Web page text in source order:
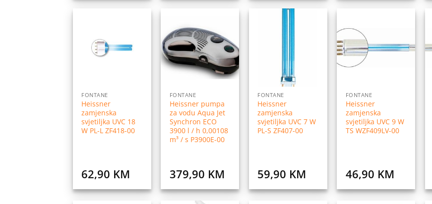
listu
FONTANE
Heissner
zamjenska
svjetiljka UVC 18
W PL-L ZF418-00
62,90 KM
Dodaj
na
listu
želja
FONTANE
Heissner pumpa
za vodu Aqua Jet
Synchron ECO
3900 l / h 0,00108
m³ / s P3900E-00
379,90 KM
FONTANE
Heissner
zamjenska
svjetiljka UVC 7 W
PL-S ZF407-00
59,90 KM
na
listu
FONTANE
Heissner
zamjenska
svjetiljka UVC 9 W
TS WZF409LV-00
46,90 KM